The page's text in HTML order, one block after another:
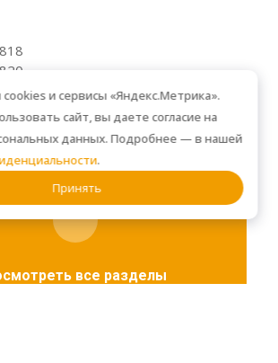
все разделы
и сервисы «Яндекс.Метрика».
сайт, вы даете согласие на
данных. Подробнее — в нашей
.
Принять